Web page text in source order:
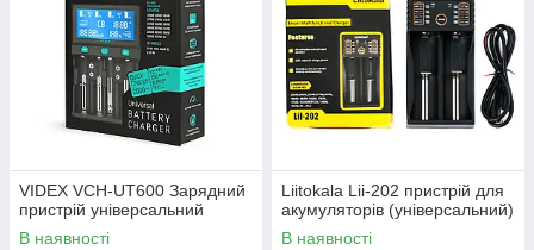
VIDEX VCH-UT600 Зарядний
пристрій універсальний
В наявності
Liitokala Lii-202 пристрій для
акумуляторів (універсальний)‌
В наявності